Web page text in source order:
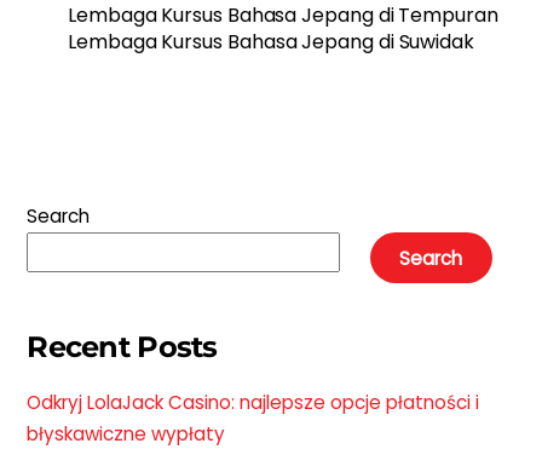
Lembaga Kursus Bahasa Jepang di Tempuran
Lembaga Kursus Bahasa Jepang di Suwidak
Search
Search
Recent Posts
Odkryj LolaJack Casino: najlepsze opcje płatności i
błyskawiczne wypłaty